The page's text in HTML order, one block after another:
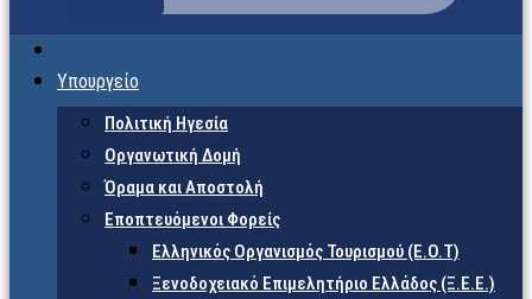
Υπουργείο
Πολιτική Ηγεσία
Οργανωτική Δομή
Όραμα και Αποστολή
Εποπτευόμενοι Φορείς
Eλληνικός Οργανισμός Τουρισμού (Ε.Ο.Τ)
Ξενοδοχειακό Επιμελητήριο Ελλάδος (Ξ.Ε.Ε.)